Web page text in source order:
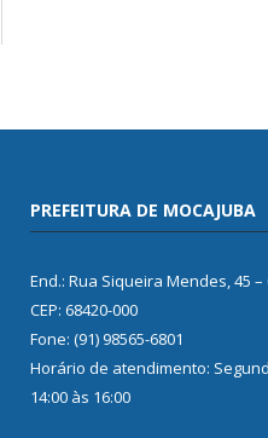
PREFEITURA DE MOCAJUBA
End.: Rua Siqueira Mendes, 45
CEP: 68420-000
Fone: (91) 98565-6801
Horário de atendimento:
14:00 às 16:00